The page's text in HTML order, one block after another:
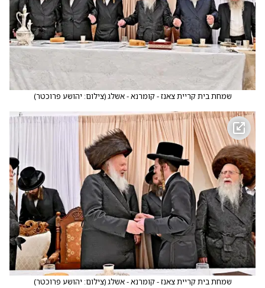
שמחת בית קריית צאנז - קומרנא - אשלג(צילום: יהושע פרוכטר)
שמחת בית קריית צאנז - קומרנא - אשלג(צילום: יהושע פרוכטר)